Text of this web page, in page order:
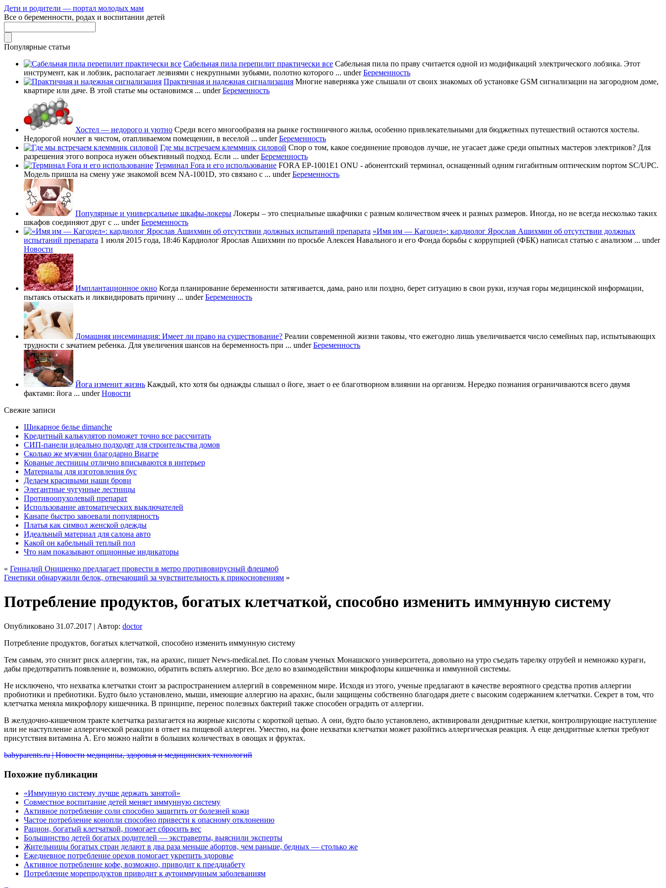
Дети и родители — портал молодых мам
Все о беременности, родах и воспитании детей
Популярные статьи
Сабельная пила перепилит практически все Сабельная пила по праву считается одной из модификаций электрического лобзика. Этот
инструмент, как и лобзик, располагает лезвиями с некрупными зубьями, полотно которого ... underБеременность
Практичная и надежная сигнализация Многие наверняка уже слышали от своих знакомых об установке GSM сигнализации на загородном доме,
квартире или даче. В этой статье мы остановимся ... underБеременность
Хостел — недорого и уютно Среди всего многообразия на рынке гостиничного жилья, особенно привлекательными для бюджетных путешествий остаются хостелы.
Недорогой ночлег в чистом, отапливаемом помещении, в веселой ... underБеременность
Где мы встречаем клеммник силовой Спор о том, какое соединение проводов лучше, не угасает даже среди опытных мастеров электриков? Для
разрешения этого вопроса нужен объективный подход. Если ... underБеременность
Терминал Fora и его использование FORA EP-1001E1 ONU - абонентский терминал, оснащенный одним гигабитным оптическим портом SC/UPC.
Модель пришла на смену уже знакомой всем NA-1001D, это связано с ... underБеременность
Популярные и универсальные шкафы-локеры Локеры – это специальные шкафчики с разным количеством ячеек и разных размеров. Иногда, но не всегда несколько таких
шкафов соединяют друг с ... underБеременность
«Имя им — Кагоцел»: кардиолог Ярослав Ашихмин об отсутствии должных
испытаний препарата 1 июля 2015 года, 18:46 Кардиолог Ярослав Ашихмин по просьбе Алексея Навального и его Фонда борьбы с коррупцией (ФБК) написал статью с анализом ... under
Новости
Имплантационное окно Когда планирование беременности затягивается, дама, рано или поздно, берет ситуацию в свои руки, изучая горы медицинской информации,
пытаясь отыскать и ликвидировать причину ... underБеременность
Домашняя инсеминация: Имеет ли право на существование? Реалии современной жизни таковы, что ежегодно лишь увеличивается число семейных пар, испытывающих
трудности с зачатием ребенка. Для увеличения шансов на беременность при ... underБеременность
Йога изменит жизнь Каждый, кто хотя бы однажды слышал о йоге, знает о ее благотворном влиянии на организм. Нередко познания ограничиваются всего двумя
фактами: йога ... underНовости
Свежие записи
Шикарное белье dimanche
Кредитный калькулятор поможет точно все рассчитать
СИП-панели идеально подходят для строительства домов
Сколько же мужчин благодарно Виагре
Кованые лестницы отлично вписываются в интерьер
Материалы для изготовления бус
Делаем красивыми наши брови
Элегантные чугунные лестницы
Противоопухолевый препарат
Использование автоматических выключателей
Канапе быстро завоевали популярность
Платья как символ женской одежды
Идеальный материал для салона авто
Какой он кабельный теплый пол
Что нам показывают опционные индикаторы
« Геннадий Онищенко предлагает провести в метро противовирусный флешмоб
Генетики обнаружили белок, отвечающий за чувствительность к прикосновениям »
Потребление продуктов, богатых клетчаткой, способно изменить иммунную систему
Опубликовано 31.07.2017 | Автор: doctor
Потребление продуктов, богатых клетчаткой, способно изменить иммунную систему
Тем самым, это снизит риск аллергии, так, на арахис, пишет News-medical.net. По словам ученых Монашского университета, довольно на утро съедать тарелку отрубей и немножко кураги,
дабы предотвратить появление и, возможно, обратить вспять аллергию. Все дело во взаимодействии микрофлоры кишечника и иммунной системы.
Не исключено, что нехватка клетчатки стоит за распространением аллергий в современном мире. Исходя из этого, ученые предлагают в качестве вероятного средства против аллергии
пробиотики и пребиотики. Будто было установлено, мыши, имеющие аллергию на арахис, были защищены собственно благодаря диете с высоким содержанием клетчатки. Секрет в том, что
клетчатка меняла микрофлору кишечника. В принципе, перенос полезных бактерий также способен оградить от аллергии.
В желудочно-кишечном тракте клетчатка разлагается на жирные кислоты с короткой цепью. А они, будто было установлено, активировали дендритные клетки, контролирующие наступление
или не наступление аллергической реакции в ответ на пищевой аллерген. Уместно, на фоне нехватки клетчатки может разойтись аллергическая реакция. А еще дендритные клетки требуют
присутствия витамина А. Его можно найти в больших количествах в овощах и фруктах.
babyparents.ru | Новости медицины, здоровья и медицинских технологий
Похожие публикации
«Иммунную систему лучше держать занятой»
Совместное воспитание детей меняет иммунную систему
Активное потребление соли способно защитить от болезней кожи
Частое потребление конопли способно привести к опасному отклонению
Рацион, богатый клетчаткой, помогает сбросить вес
Большинство детей богатых родителей — экстраверты, выяснили эксперты
Жительницы богатых стран делают в два раза меньше абортов, чем раньше, бедных — столько же
Ежедневное потребление орехов помогает укрепить здоровье
Активное потребление кофе, возможно, приводит к преддиабету
Потребление морепродуктов приводит к аутоиммунным заболеваниям